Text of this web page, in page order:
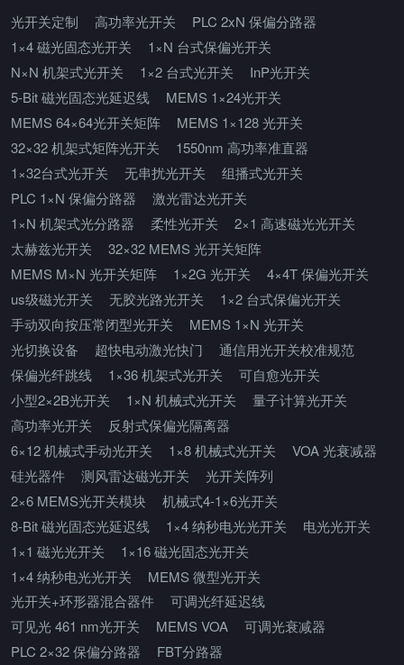
光开关定制 高功率光开关
PLC 2xN 保偏分路器
1×4 磁光固态光开关
1×N 台式保偏光开关
N×N 机架式光开关
1×2 台式光开关
InP光开关
5-Bit 磁光固态光延迟线
MEMS 1×24光开关
MEMS 64×64光开关矩阵
MEMS 1×128 光开关
32×32 机架式矩阵光开关
1550nm 高功率准直器
1×32台式光开关
无串扰光开关
组播式光开关
PLC 1×N 保偏分路器
激光雷达光开关
1×N 机架式光分路器
柔性光开关
2×1 高速磁光光开关
太赫兹光开关
32×32 MEMS 光开关矩阵
MEMS M×N 光开关矩阵
1×2G 光开关
4×4T 保偏光开关
us级磁光开关
无胶光路光开关
1×2 台式保偏光开关
手动双向按压常闭型光开关
MEMS 1×N 光开关
光切换设备
超快电动激光快门
通信用光开关校准规范
保偏光纤跳线
1×36 机架式光开关
可自愈光开关
小型2×2B光开关
1×N 机械式光开关
量子计算光开关
高功率光开关
反射式保偏光隔离器
6×12 机械式手动光开关
1×8 机械式光开关
VOA 光衰减器
硅光器件
测风雷达磁光开关
光开关阵列
2×6 MEMS光开关模块
机械式4-1×6光开关
8-Bit 磁光固态光延迟线
1×4 纳秒电光光开关
电光光开关
1×1 磁光光开关
1×16 磁光固态光开关
1×4 纳秒电光光开关
MEMS 微型光开关
光开关+环形器混合器件
可调光纤延迟线
可见光 461 nm光开关
MEMS VOA
可调光衰减器
PLC 2×32 保偏分路器
FBT分路器